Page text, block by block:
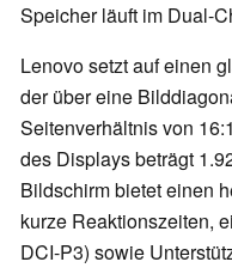
Speicher läuft im Dual-
Lenovo setzt auf einen
der über eine
Seitenverhältnis von
des Displays beträgt
Bildschirm bietet einen
kurze Reaktionszeiten,
DCI-P3) sowie